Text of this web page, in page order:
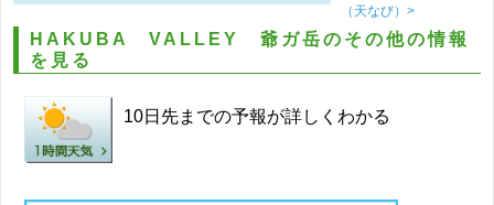
（天なび）>
HAKUBA VALLEY 爺ガ岳のその他の情報
を見る
10日先までの予報が詳しくわかる